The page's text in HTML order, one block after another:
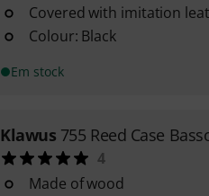
Covered with imitation
Colour: Black
Em stock
Klawus 755 Reed Case
4
Made of wood